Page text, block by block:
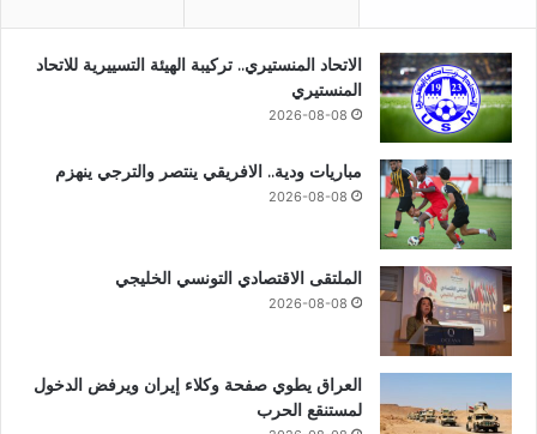
الاتحاد المنستيري.. تركيبة الهيئة التسييرية للاتحاد
المنستيري
2026-08-08
مباريات ودية.. الافريقي ينتصر والترجي ينهزم
2026-08-08
الملتقى الاقتصادي التونسي الخليجي
2026-08-08
العراق يطوي صفحة وكلاء إيران ويرفض الدخول
لمستنقع الحرب